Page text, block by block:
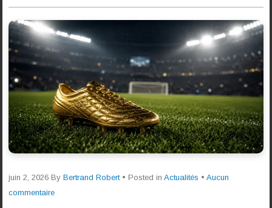
juin 2, 2026 By Bertrand Robert • Posted in Actualités • Aucun
commentaire